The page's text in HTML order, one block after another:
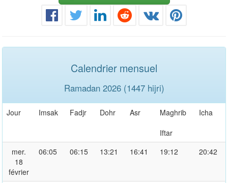
Calendrier mensuel
Ramadan 2026 (1447 hijri)
Jour Imsak Fadjr Dohr Asr
Maghrib
Iftar
Icha
mer.
18
février
06:05 06:15 13:21 16:41 19:12 20:42